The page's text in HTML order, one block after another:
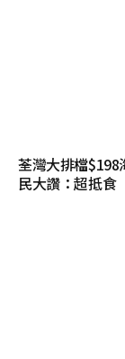
荃灣大排檔
民大讚：超抵食